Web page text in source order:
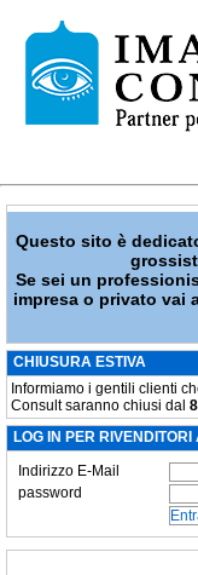
Questo sito è
Se sei un
impresa o privato vai
CHIUSURA ESTIVA
Informiamo i gentili clienti
Consult saranno chiusi dal
LOG IN PER RIVENDITORI
Indirizzo E-Mail
password